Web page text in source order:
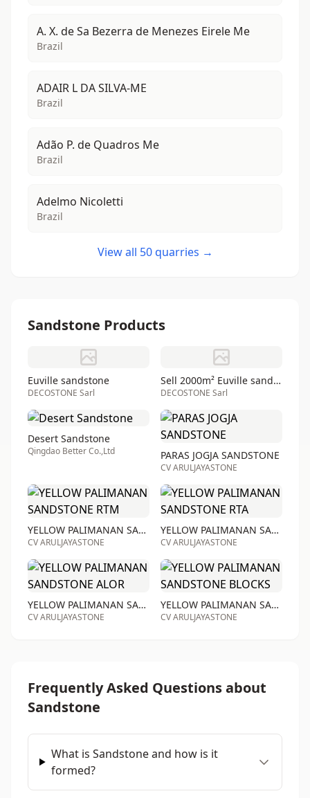
A. X. de Sa Bezerra de Menezes Eirele Me
Brazil
ADAIR L DA SILVA-ME
Brazil
Adão P. de Quadros Me
Brazil
Adelmo Nicoletti
Brazil
View all 50 quarries →
Sandstone Products
Euville sandstone
DECOSTONE Sarl
Sell 2000m² Euville sandstone
DECOSTONE Sarl
Desert Sandstone
Qingdao Better Co.,Ltd PARAS JOGJA SANDSTONE
CV ARULJAYASTONE
YELLOW PALIMANAN SANDSTONE RTM
CV ARULJAYASTONE
YELLOW PALIMANAN SANDSTONE RTA
CV ARULJAYASTONE
YELLOW PALIMANAN SANDSTONE ALOR
CV ARULJAYASTONE
YELLOW PALIMANAN SANDSTONE BLOCKS
CV ARULJAYASTONE
Frequently Asked Questions about
Sandstone
What is Sandstone and how is it
formed?